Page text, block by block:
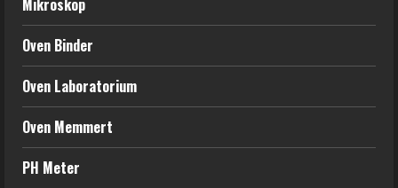
Mikroskop
Oven Binder
Oven Laboratorium
Oven Memmert
PH Meter